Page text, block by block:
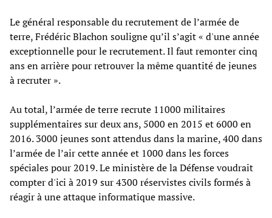
Le général responsable du recrutement de l’armée de
terre, Frédéric Blachon souligne qu’il s’agit « d'une année
exceptionnelle pour le recrutement. Il faut remonter cinq
ans en arrière pour retrouver la même quantité de jeunes
à recruter ».
Au total, l’armée de terre recrute 11000 militaires
supplémentaires sur deux ans, 5000 en 2015 et 6000 en
2016. 3000 jeunes sont attendus dans la marine, 400 dans
l’armée de l’air cette année et 1000 dans les forces
spéciales pour 2019. Le ministère de la Défense voudrait
compter d'ici à 2019 sur 4300 réservistes civils formés à
réagir à une attaque informatique massive.